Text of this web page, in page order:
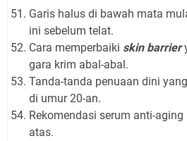
Garis halus di bawah mata
ini sebelum telat.
Cara memperbaiki skin barrier
gara krim abal-abal.
Tanda-tanda penuaan dini
di umur 20-an.
Rekomendasi serum anti-
atas.